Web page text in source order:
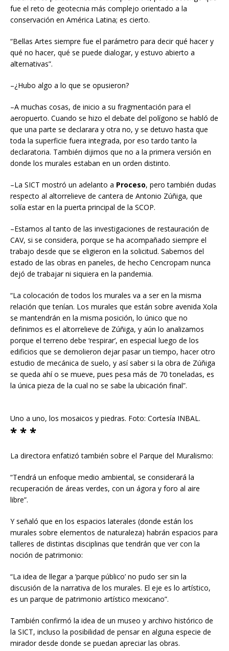
fue el reto de geotecnia más complejo orientado a la
conservación en América Latina; es cierto.
“Bellas Artes siempre fue el parámetro para decir qué hacer y
qué no hacer, qué se puede dialogar, y estuvo abierto a
alternativas”.
–¿Hubo algo a lo que se opusieron?
–A muchas cosas, de inicio a su fragmentación para el
aeropuerto. Cuando se hizo el debate del polígono se habló de
que una parte se declarara y otra no, y se detuvo hasta que
toda la superficie fuera integrada, por eso tardo tanto la
declaratoria. También dijimos que no a la primera versión en
donde los murales estaban en un orden distinto.
–La SICT mostró un adelanto a Proceso, pero también dudas
respecto al altorrelieve de cantera de Antonio Zúñiga, que
solía estar en la puerta principal de la SCOP.
–Estamos al tanto de las investigaciones de restauración de
CAV, si se considera, porque se ha acompañado siempre el
trabajo desde que se eligieron en la solicitud. Sabemos del
estado de las obras en paneles, de hecho Cencropam nunca
dejó de trabajar ni siquiera en la pandemia.
“La colocación de todos los murales va a ser en la misma
relación que tenían. Los murales que están sobre avenida Xola
se mantendrán en la misma posición, lo único que no
definimos es el altorrelieve de Zúñiga, y aún lo analizamos
porque el terreno debe ‘respirar’, en especial luego de los
edificios que se demolieron dejar pasar un tiempo, hacer otro
estudio de mecánica de suelo, y así saber si la obra de Zúñiga
se queda ahí o se mueve, pues pesa más de 70 toneladas, es
la única pieza de la cual no se sabe la ubicación final”.
Uno a uno, los mosaicos y piedras. Foto: Cortesía INBAL.
* * *
La directora enfatizó también sobre el Parque del Muralismo:
“Tendrá un enfoque medio ambiental, se considerará la
recuperación de áreas verdes, con un ágora y foro al aire
libre”.
Y señaló que en los espacios laterales (donde están los
murales sobre elementos de naturaleza) habrán espacios para
talleres de distintas disciplinas que tendrán que ver con la
noción de patrimonio:
“La idea de llegar a ‘parque público’ no pudo ser sin la
discusión de la narrativa de los murales. El eje es lo artístico,
es un parque de patrimonio artístico mexicano”.
También confirmó la idea de un museo y archivo histórico de
la SICT, incluso la posibilidad de pensar en alguna especie de
mirador desde donde se puedan apreciar las obras.